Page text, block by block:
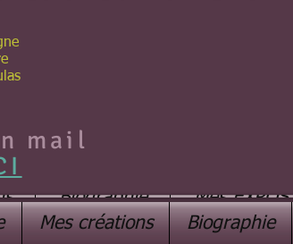
mail
Biographie Mes EXPOS
Mes créations Biographie